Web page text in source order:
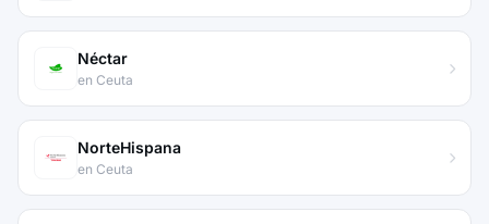
Néctar
en Ceuta
NorteHispana
en Ceuta